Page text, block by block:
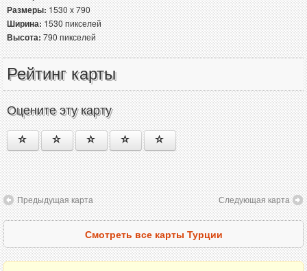
Размеры:1530 x 790
Ширина:1530 пикселей
Высота:790 пикселей
Рейтинг карты
Оцените эту карту
Предыдущая карта Следующая карта
Смотреть все карты Турции